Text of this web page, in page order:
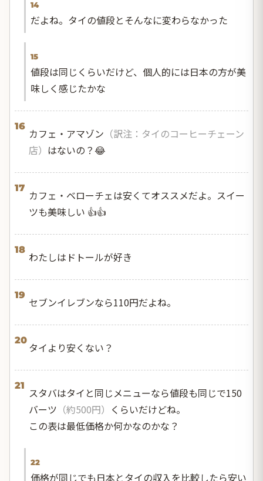
14
だよね。タイの値段とそんなに変わらなかった
15
値段は同じくらいだけど、個人的には日本の方が美
味しく感じたかな
16
カフェ・アマゾン （訳注：タイのコーヒーチェーン
店） はないの？😂
17
カフェ・ベローチェは安くてオススメだよ。スイー
ツも美味しい 👍👍
18
わたしはドトールが好き
19
セブンイレブンなら110円だよね。
20
タイより安くない？
21
スタバはタイと同じメニューなら値段も同じで150
バーツ （約500円） くらいだけどね。
この表は最低価格か何かなのかな？
22
価格が同じでも日本とタイの収入を比較したら安い